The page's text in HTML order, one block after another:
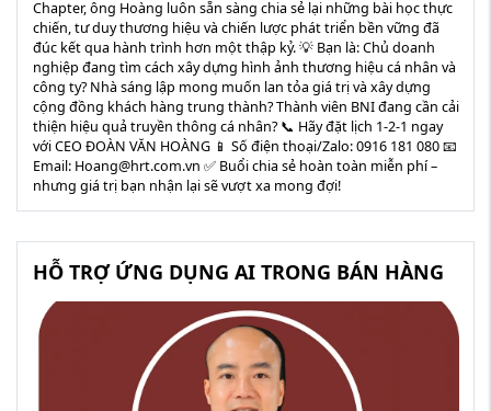
Chapter, ông Hoàng luôn sẵn sàng chia sẻ lại những bài học thực
chiến, tư duy thương hiệu và chiến lược phát triển bền vững đã
đúc kết qua hành trình hơn một thập kỷ. 💡 Bạn là: Chủ doanh
nghiệp đang tìm cách xây dựng hình ảnh thương hiệu cá nhân và
công ty? Nhà sáng lập mong muốn lan tỏa giá trị và xây dựng
cộng đồng khách hàng trung thành? Thành viên BNI đang cần cải
thiện hiệu quả truyền thông cá nhân? 📞 Hãy đặt lịch 1-2-1 ngay
với CEO ĐOÀN VĂN HOÀNG 📱 Số điện thoại/Zalo: 0916 181 080 📧
Email: Hoang@hrt.com.vn ✅ Buổi chia sẻ hoàn toàn miễn phí –
nhưng giá trị bạn nhận lại sẽ vượt xa mong đợi!
HỖ TRỢ ỨNG DỤNG AI TRONG BÁN HÀNG